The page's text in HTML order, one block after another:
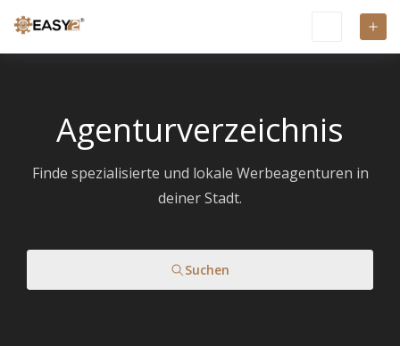
Agenturverzeichnis
Finde spezialisierte und lokale Werbeagenturen in
deiner Stadt.
Suchen